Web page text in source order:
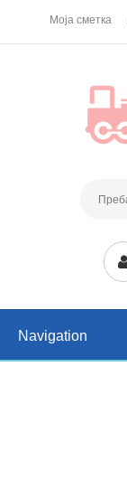
Моја сметка
Navigation